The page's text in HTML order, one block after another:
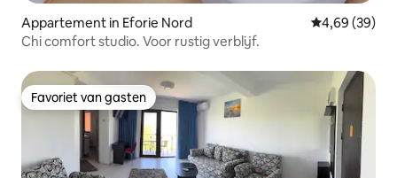
Appartement in Eforie Nord Gemiddelde
4,69 (39)
Chi comfort studio. Voor rustig verblijf.
Favoriet van gasten
Favoriet van gasten